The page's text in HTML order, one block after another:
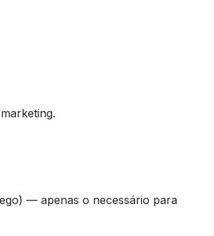
— apenas o necessário para